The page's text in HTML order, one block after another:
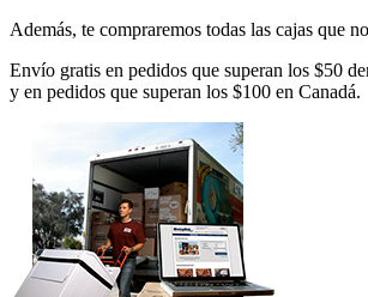
Además, te compraremos todas las cajas que
Envío gratis en pedidos que superan los $50
y en pedidos que superan los $100 en Canadá.